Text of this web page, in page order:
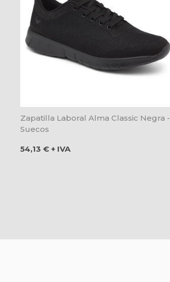
Zapatilla Laboral Alma Classic Negra -
Suecos
Precio
54,13 € + IVA